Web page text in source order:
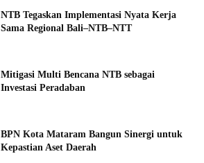
NTB Tegaskan Implementasi Nyata Kerja
Sama Regional Bali–NTB–NTT
Mitigasi Multi Bencana NTB sebagai
Investasi Peradaban
BPN Kota Mataram Bangun Sinergi untuk
Kepastian Aset Daerah